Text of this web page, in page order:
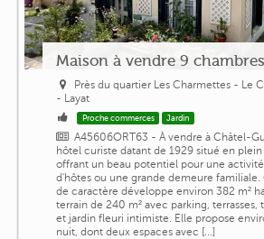
Maison à vendre 9
Près du quartier Les Charmettes - Le
- Layat
Proche commerces Jardin
A45606ORT63 - À vendre à Châtel-
hôtel curiste datant de 1929 situé en
offrant un beau potentiel pour une
d'hôtes ou une grande demeure
de caractère développe environ 382 m²
terrain de 240 m² avec parking, terrasses,
et jardin fleuri intimiste. Elle propose
nuit, dont deux espaces avec [...]